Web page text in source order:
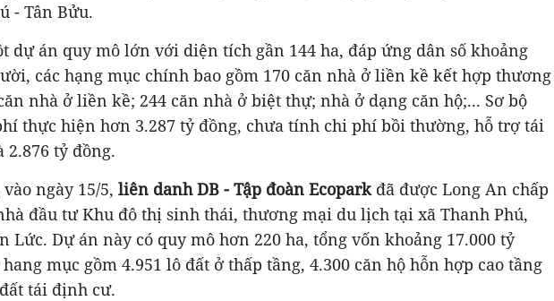
- Tân Bửu.
dự án quy mô lớn với diện tích gần 144 ha, đáp ứng dân số khoảng
các hạng mục chính bao gồm 170 căn nhà ở liền kề kết hợp thương
nhà ở liền kề; 244 căn nhà ở biệt thự; nhà ở dạng căn hộ;... Sơ bộ
thực hiện hơn 3.287 tỷ đồng, chưa tính chi phí bồi thường, hỗ trợ tái
2.876 tỷ đồng.
ngày 15/5, liên danh DB - Tập đoàn Ecoparkđã được Long An chấp
đầu tư Khu đô thị sinh thái, thương mại du lịch tại xã Thanh Phú,
Lức. Dự án này có quy mô hơn 220 ha, tổng vốn khoảng 17.000 tỷ
hang mục gồm 4.951 lô đất ở thấp tầng, 4.300 căn hộ hỗn hợp cao tầng
tái định cư.